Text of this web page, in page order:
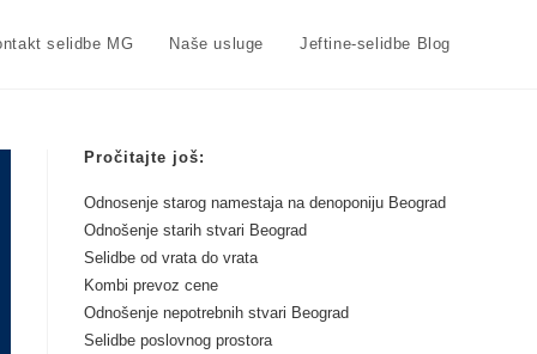
selidbe MG Naše usluge Jeftine-selidbe Blog
Pročitajte još:
Odnosenje starog namestaja na denoponiju Beograd
Odnošenje starih stvari Beograd
Selidbe od vrata do vrata
Kombi prevoz cene
Odnošenje nepotrebnih stvari Beograd
Selidbe poslovnog prostora